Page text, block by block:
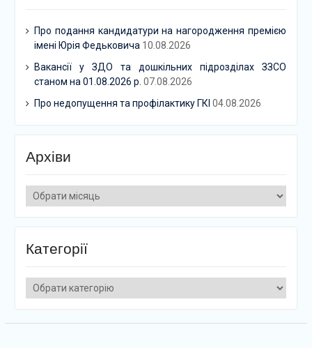
Про подання кандидатури на нагородження премією
імені Юрія Федьковича 10.08.2026
Вакансії у ЗДО та дошкільних підрозділах ЗЗСО
станом на 01.08.2026 р. 07.08.2026
Про недопущення та профілактику ГКІ 04.08.2026
Архіви
Архіви
Категорії
Категорії